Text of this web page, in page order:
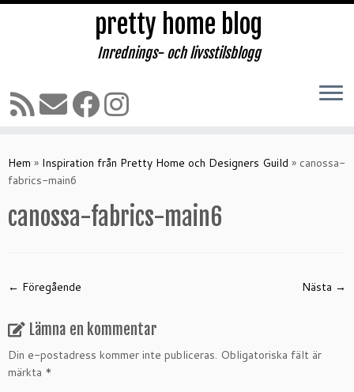
till
innehåll
pretty home blog
Inrednings- och livsstilsblogg
Hem » Inspiration från Pretty Home och Designers Guild » canossa-
fabrics-main6
canossa-fabrics-main6
← Föregående Nästa →
Lämna en kommentar
Din e-postadress kommer inte publiceras. Obligatoriska fält är
märkta *